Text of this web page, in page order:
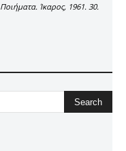
Ποιήματα. Ίκαρος, 1961. 30.